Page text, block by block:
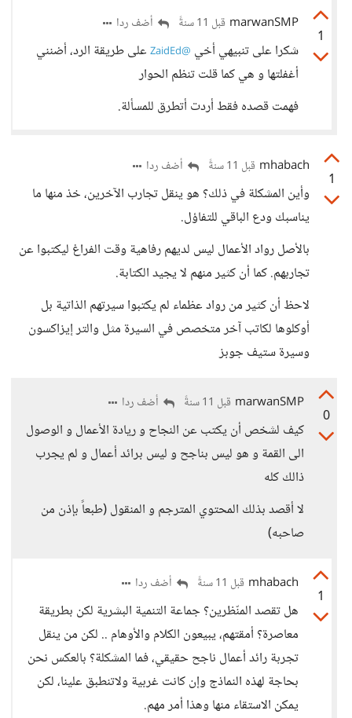
1
marwanSMP قبل 11 سنةً أضف ردا
شكرا على تنبيهي أخي @ZaidEd
على طريقة الرد، أضنني
أغفلتها و هي كما قلت تنظم الحوار
فهمت قصده فقط أردت أتطرق للمسألة.
1
mhabach قبل 11 سنةً أضف ردا
وأين المشكلة في ذلك؟ هو ينقل تجارب الآخرين، خذ منها ما
يناسبك ودع الباقي للتفاؤل.
بالأصل رواد الأعمال ليس لديهم رفاهية وقت الفراغ ليكتبوا عن
تجاربهم. كما أن كثير منهم لا يجيد الكتابة.
لاحظ أن كثير من رواد عظماء لم يكتبوا سيرتهم الذاتية بل
أوكلوها لكاتب آخر متخصص في السيرة مثل والتر إيزاكسون
وسيرة ستيف جوبز
0
marwanSMP قبل 11 سنةً أضف ردا
كيف لشخص أن يكتب عن النجاح و ريادة الأعمال و الوصول
الى القمة و هو ليس بناجح و ليس برائد أعمال و لم يجرب
ذالك كله
لا أقصد بذلك المحتوي المترجم و المنقول (طبعاً بإذن من
صاحبه)
1
mhabach قبل 11 سنةً أضف ردا
هل تقصد المنّظرين؟ جماعة التنمية البشرية لكن بطريقة
معاصرة؟ أمقتهم، يبيعون الكلام والأوهام .. لكن من ينقل
تجربة رائد أعمال ناجح حقيقي، فما المشكلة؟ بالعكس نحن
بحاجة لهذه النماذج وإن كانت غربية ولاتنطبق علينا، لكن
يمكن الاستقاء منها وهذا أمر مهم.